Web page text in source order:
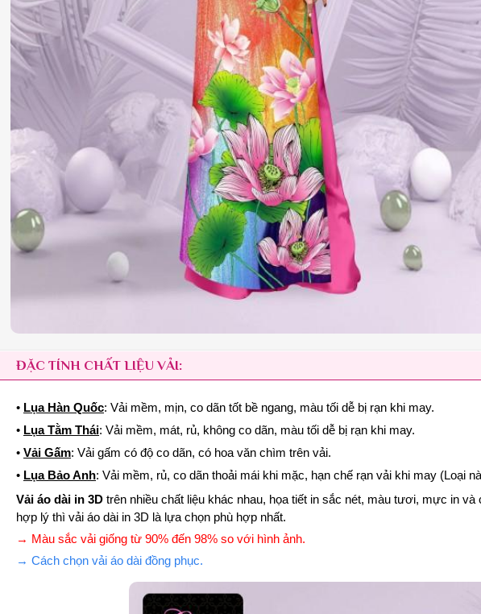
ĐẶC TÍNH CHẤT LIỆU VẢI:
• Lụa Hàn Quốc: Vải mềm, mịn, co dãn tốt bề ngang, màu tối dễ bị rạn khi may.
• Lụa Tằm Thái: Vải mềm, mát, rủ, không co dãn, màu tối dễ bị rạn khi may.
• Vải Gấm: Vải gấm có độ co dãn, có hoa văn chìm trên vải.
• Lụa Bảo Anh: Vải mềm, rủ, co dãn thoải mái khi mặc, hạn chế rạn vải khi may (Loại
Vải áo dài in 3D trên nhiều chất liệu khác nhau, họa tiết in sắc nét, màu tươi, mực in
hợp lý thì vải áo dài in 3D là lựa chọn phù hợp nhất.
→ Màu sắc vải giống từ 90% đến 98% so với hình ảnh.
→ Cách chọn vải áo dài đồng phục.